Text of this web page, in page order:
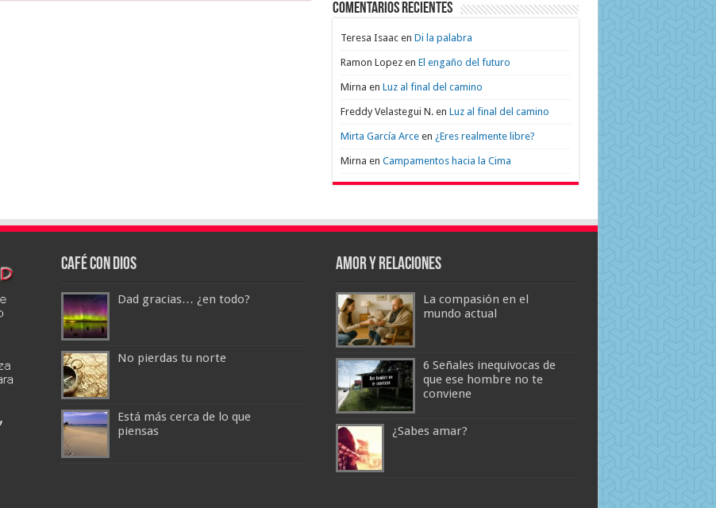
Comentarios recientes
Teresa Isaacen Di la palabra
Ramon Lopezen El engaño del futuro
Mirna en Luz al final del camino
Freddy Velastegui N.en Luz al final del camino
Mirta García Arceen ¿Eres realmente libre?
Mirna en Campamentos hacia la Cima
Café con Dios
Dad gracias… ¿en todo?
No pierdas tu norte
Está más cerca de lo que
piensas
Amor y Relaciones
La compasión en el
mundo actual
6 Señales inequivocas de
que ese hombre no te
conviene
¿Sabes amar?